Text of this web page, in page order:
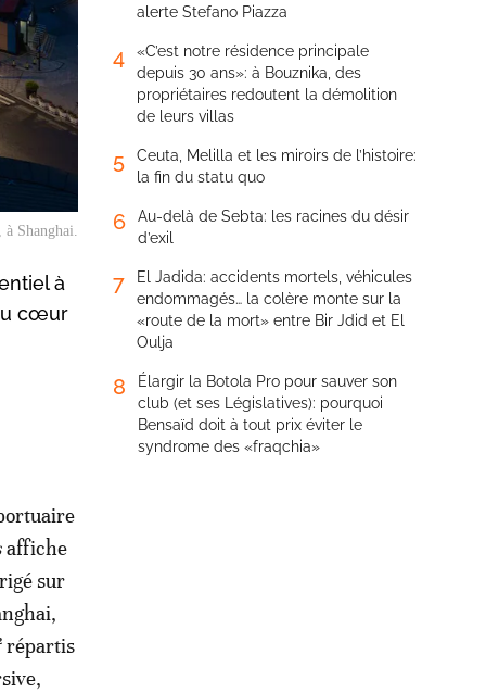
Shanghai.
à
cœur
affiche
sur
répartis
alerte Stefano Piazza
4
«C’est notre résidence principale
depuis 30 ans»: à Bouznika, des
propriétaires redoutent la démolition
de leurs villas
5
Ceuta, Melilla et les miroirs de l’histoire:
la fin du statu quo
6
Au-delà de Sebta: les racines du désir
d’exil
7
El Jadida: accidents mortels, véhicules
endommagés… la colère monte sur la
«route de la mort» entre Bir Jdid et El
Oulja
8
Élargir la Botola Pro pour sauver son
club (et ses Législatives): pourquoi
Bensaïd doit à tout prix éviter le
syndrome des «fraqchia»